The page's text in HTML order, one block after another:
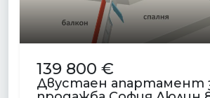
139 800 €
Двустаен апартамент